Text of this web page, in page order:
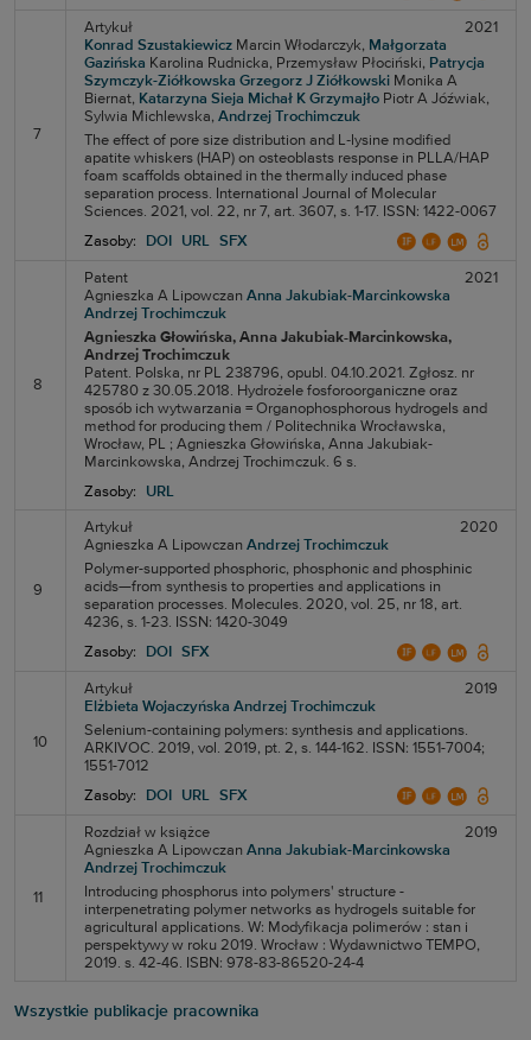
7
Artykuł
2021
Konrad Szustakiewicz Marcin Włodarczyk, Małgorzata
Gazińska Karolina Rudnicka, Przemysław Płociński, Patrycja
Szymczyk-Ziółkowska Grzegorz J Ziółkowski Monika A
Biernat, Katarzyna Sieja Michał K Grzymajło Piotr A Jóźwiak,
Sylwia Michlewska, Andrzej Trochimczuk
The effect of pore size distribution and L‐lysine modified
apatite whiskers (HAP) on osteoblasts response in PLLA/HAP
foam scaffolds obtained in the thermally induced phase
separation process. International Journal of Molecular
Sciences. 2021, vol. 22, nr 7, art. 3607, s. 1-17. ISSN: 1422-0067
Zasoby:
DOI URL SFX
8
Patent
2021
Agnieszka A Lipowczan Anna Jakubiak-Marcinkowska
Andrzej Trochimczuk
Agnieszka Głowińska, Anna Jakubiak-Marcinkowska,
Andrzej Trochimczuk
Patent. Polska, nr PL 238796, opubl. 04.10.2021. Zgłosz. nr
425780 z 30.05.2018. Hydrożele fosforoorganiczne oraz
sposób ich wytwarzania = Organophosphorous hydrogels and
method for producing them / Politechnika Wrocławska,
Wrocław, PL ; Agnieszka Głowińska, Anna Jakubiak-
Marcinkowska, Andrzej Trochimczuk. 6 s.
Zasoby:
URL
9
Artykuł
2020
Agnieszka A Lipowczan Andrzej Trochimczuk
Polymer-supported phosphoric, phosphonic and phosphinic
acids—from synthesis to properties and applications in
separation processes. Molecules. 2020, vol. 25, nr 18, art.
4236, s. 1-23. ISSN: 1420-3049
Zasoby:
DOI SFX
10
Artykuł
2019
Elżbieta Wojaczyńska Andrzej Trochimczuk
Selenium-containing polymers: synthesis and applications.
ARKIVOC. 2019, vol. 2019, pt. 2, s. 144-162. ISSN: 1551-7004;
1551-7012
Zasoby:
DOI URL SFX
11
Rozdział w książce
2019
Agnieszka A Lipowczan Anna Jakubiak-Marcinkowska
Andrzej Trochimczuk
Introducing phosphorus into polymers' structure -
interpenetrating polymer networks as hydrogels suitable for
agricultural applications. W: Modyfikacja polimerów : stan i
perspektywy w roku 2019. Wrocław : Wydawnictwo TEMPO,
2019. s. 42-46. ISBN: 978-83-86520-24-4
Wszystkie publikacje pracownika